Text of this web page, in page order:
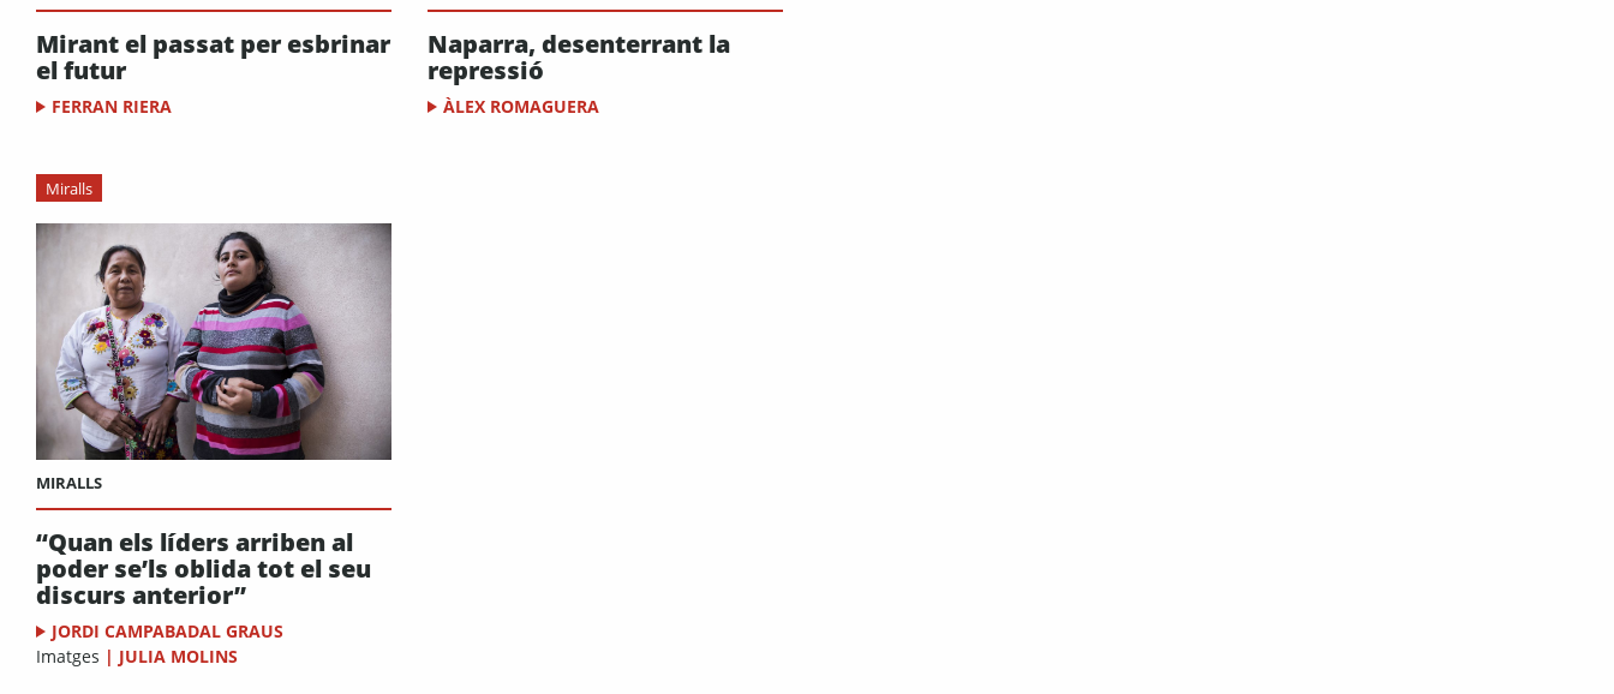
Mirant el passat per esbrinar
el futur
FERRAN RIERA
Naparra, desenterrant la
repressió
ÀLEX ROMAGUERA
Miralls
MIRALLS
“Quan els líders arriben al
poder se’ls oblida tot el seu
discurs anterior”
JORDI CAMPABADAL GRAUS
Imatges | JULIA MOLINS